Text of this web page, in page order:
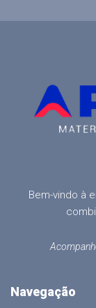
Bem-vindo à
Navegação